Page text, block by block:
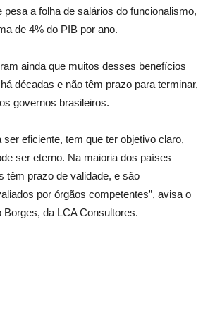
pesa a folha de salários do funcionalismo,
de 4% do PIB por ano.
ainda que muitos desses benefícios
décadas e não têm prazo para terminar,
governos brasileiros.
ser eficiente, tem que ter objetivo claro,
ser eterno. Na maioria dos países
têm prazo de validade, e são
por órgãos competentes”, avisa o
da LCA Consultores.